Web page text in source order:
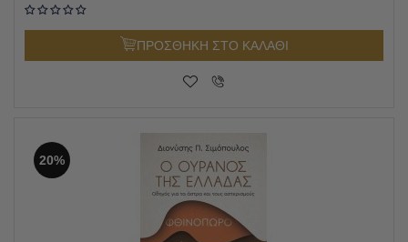
ΠΡΟΣΘΗΚΗ ΣΤΟ ΚΑΛΑΘΙ
20%